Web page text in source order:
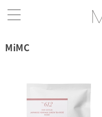
MiMC